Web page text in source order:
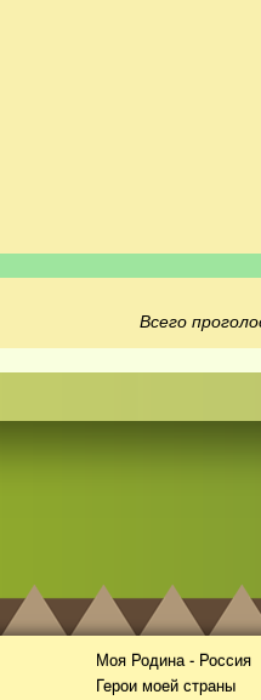
Всего
Моя Родина - Россия
Герои моей страны